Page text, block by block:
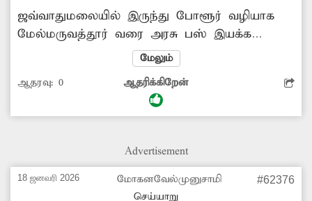
ஜவ்வாதுமலையில் இருந்து போளூர் வழியாக
மேல்மருவத்தூர் வரை அரசு பஸ் இயக்க
வேண்டும். அதேபோல் ஜமுனாமரத்தூரில்
இருந்து ஆட்டியானூருக்கு 10 கிலோ மீட்டர்
தூரம் மேல்பட்டு செல்லும் தடம் எண்:777 என்ற
பஸ்சை ஆட்டியானூர் வரை 2 முறை திருப்பி
வியாபாரிகள், மாணவர்கள், அரசு
போக்குவரத்துக்கழக அதிகாரிகள் நடவடிக்கை
எடுப்பார்களா? -கோ.சக்கரவர்த்தி, ஆட்டியானூர்.
மேலும்
ஆதரவு: 0 ஆதரிக்கிறேன்
Advertisement
18 ஜனவரி 2026
மோகனவேல்முனுசாமி
செய்யாறு
#62376